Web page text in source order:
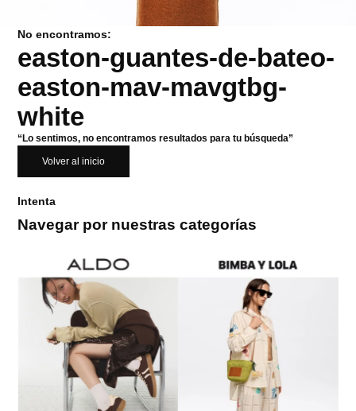
No encontramos:
easton-guantes-de-bateo-
easton-mav-mavgtbg-
white
“Lo sentimos, no encontramos resultados para tu búsqueda”
Volver al inicio
Intenta
Navegar por nuestras categorías